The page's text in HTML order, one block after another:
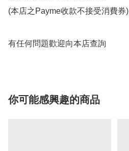
(本店之Payme收款不接受消費券)
有任何問題歡迎向本店查詢
你可能感興趣的商品